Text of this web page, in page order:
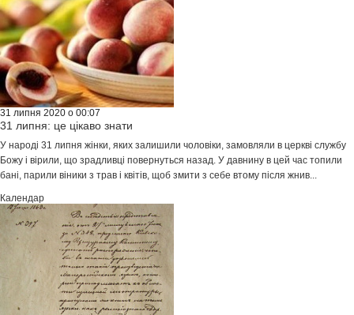
31 липня 2020 о 00:07
31 липня: це цікаво знати
У народі 31 липня жінки, яких залишили чоловіки, замовляли в церкві службу
Божу і вірили, що зрадливці повернуться назад. У давнину в цей час топили
бані, парили віники з трав і квітів, щоб змити з себе втому після жнив...
Календар